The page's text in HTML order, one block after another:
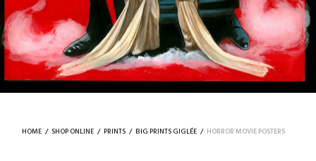
HOME / SHOP ONLINE / PRINTS / BIG PRINTS GIGLÉE / HORROR MOVIE POSTERS